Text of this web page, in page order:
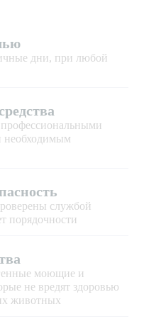
дни, при любой
необходимым
службой
порядочности
моющие и
не вредят здоровью
животных